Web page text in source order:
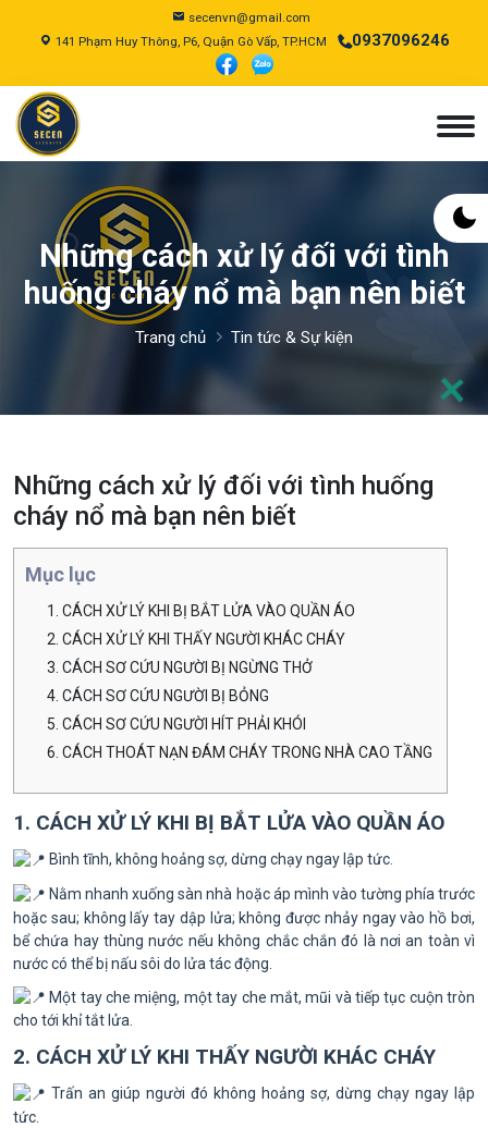
secenvn@gmail.com
141 Phạm Huy Thông, P6, Quận Gò Vấp, TP.HCM
0937096246
Những cách xử lý đối với tình
huống cháy nổ mà bạn nên biết
Trang chủ Tin tức & Sự kiện
Những cách xử lý đối với tình huống
cháy nổ mà bạn nên biết
Mục lục
1. CÁCH XỬ LÝ KHI BỊ BẮT LỬA VÀO QUẦN ÁO
2. CÁCH XỬ LÝ KHI THẤY NGƯỜI KHÁC CHÁY
3. CÁCH SƠ CỨU NGƯỜI BỊ NGỪNG THỞ
4. CÁCH SƠ CỨU NGƯỜI BỊ BỎNG
5. CÁCH SƠ CỨU NGƯỜI HÍT PHẢI KHÓI
6. CÁCH THOÁT NẠN ĐÁM CHÁY TRONG NHÀ CAO TẦNG
1. CÁCH XỬ LÝ KHI BỊ BẮT LỬA VÀO QUẦN ÁO
Bình tĩnh, không hoảng sợ, dừng chạy ngay lập tức.
Nằm nhanh xuống sàn nhà hoặc áp mình vào tường phía trước
hoặc sau; không lấy tay dập lửa; không được nhảy ngay vào hồ bơi,
bể chứa hay thùng nước nếu không chắc chắn đó là nơi an toàn vì
nước có thể bị nấu sôi do lửa tác động.
Một tay che miệng, một tay che mắt, mũi và tiếp tục cuộn tròn
cho tới khỉ tắt lửa.
2. CÁCH XỬ LÝ KHI THẤY NGƯỜI KHÁC CHÁY
Trấn an giúp người đó không hoảng sợ, dừng chạy ngay lập
tức.